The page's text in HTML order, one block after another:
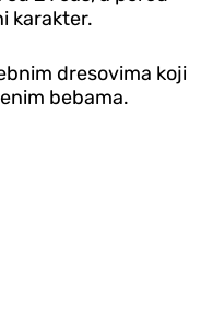
karakter.
dresovima koji
bebama.